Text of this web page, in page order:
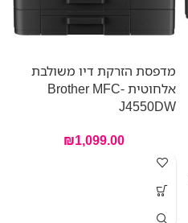
מדפסת הזרקת דיו משולבת
אלחוטית Brother MFC-
J4550DW
₪1,099.00